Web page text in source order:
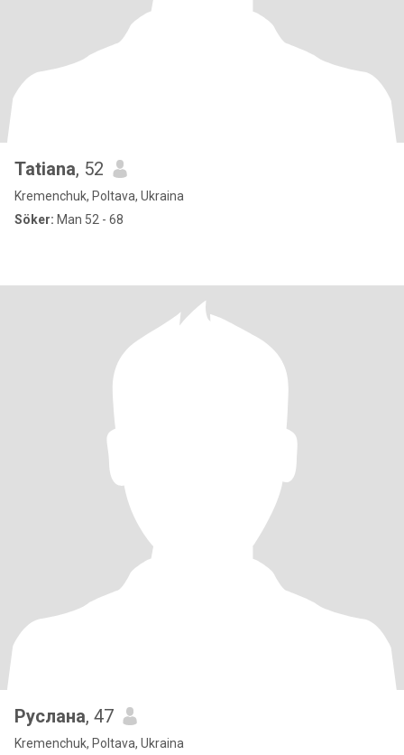
Tatiana, 52
Kremenchuk, Poltava, Ukraina
Söker: Man 52 - 68
Руслана, 47
Kremenchuk, Poltava, Ukraina